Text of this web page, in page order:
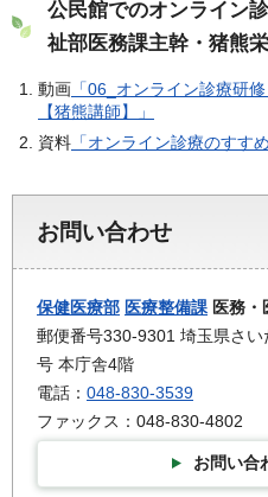
公民館でのオンライン
祉部医務課主幹・猪熊栄
動画 「06_オンライン診療研
【猪熊講師】」
資料 「オンライン診療のす
お問い合わせ
保健医療部 医療整備課 医務・
郵便番号330-9301 埼玉県さ
号 本庁舎4階
電話： 048-830-3539
ファックス：048-830-4802
お問い合